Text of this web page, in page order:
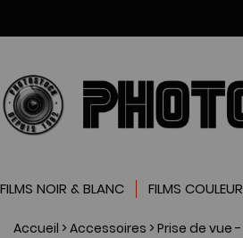
FILMS NOIR & BLANC FILMS
Accueil >Accessoires >Prise de vue